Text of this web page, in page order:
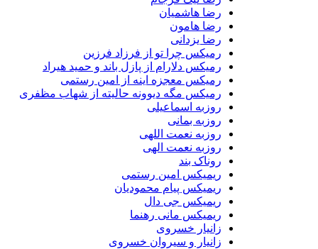
رضا هاشمیان
رضا هامون
رضا یزدانی
رمیکس چرا تو از فرزاد فرزین
رمیکس دلارام از پازل باند و حمید هیراد
رمیکس معجزه اینه از امین رستمی
رمیکس مگه دیوونه حالیته از شهاب مظفری
روزبه اسماعیلی
روزبه بمانی
روزبه نعمت اللهی
روزبه نعمت الهی
روناک بند
ریمیکس امین رستمی
ریمیکس پیام محمودیان
ریمیکس جی دال
ریمیکس مانی رهنما
زانیار خسروی
زانیار و سیروان خسروی